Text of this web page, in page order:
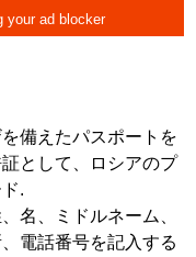
備えたパスポートを
として、ロシアのプ
.
名、ミドルネーム、
電話番号を記入する